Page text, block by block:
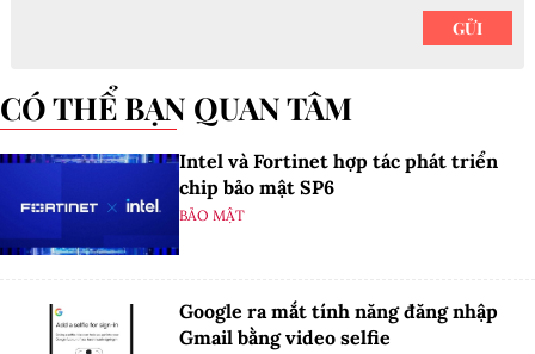
CÓ THỂ BẠN QUAN TÂM
Intel và Fortinet hợp tác phát triển
chip bảo mật SP6
BẢO MẬT
Google ra mắt tính năng đăng nhập
Gmail bằng video selfie